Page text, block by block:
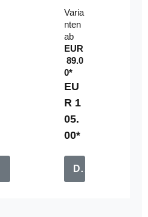
el
mi
t
Fe
rn
be
di
en
u
n
g
Varia
nten
ab
EUR
89.0
0*
EU
R 1
05.
00*
Details